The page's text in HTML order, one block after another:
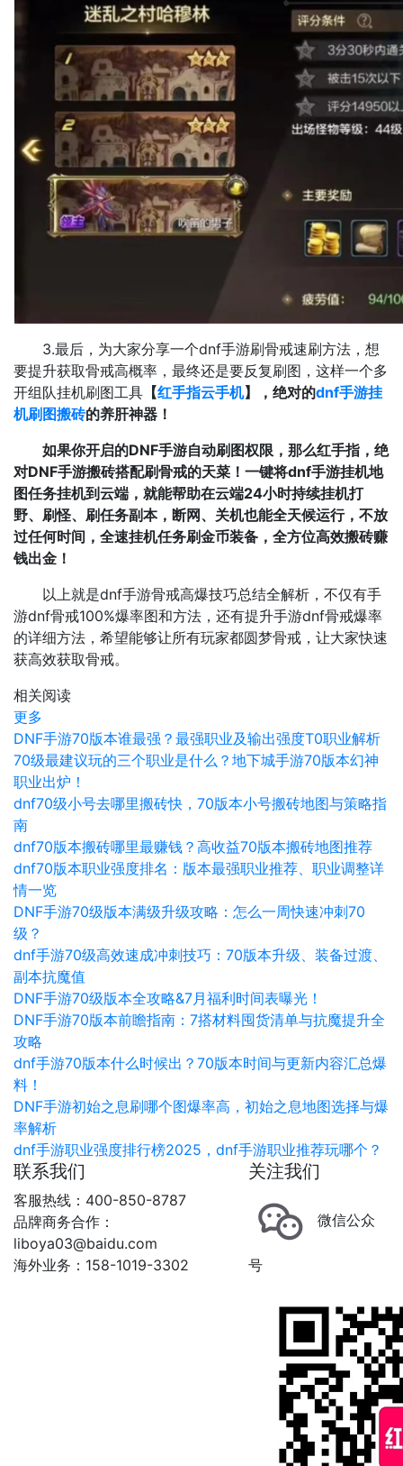
3.最后，为大家分享一个dnf手游刷骨戒速刷方法，想
要提升获取骨戒高概率，最终还是要反复刷图，这样一个多
开组队挂机刷图工具 【红手指云手机】，绝对的dnf手游挂
机刷图搬砖的养肝神器！
如果你开启的DNF手游自动刷图权限，那么红手指，绝
对DNF手游搬砖搭配刷骨戒的天菜！一键将dnf手游挂机地
图任务挂机到云端，就能帮助在云端24小时持续挂机打
野、刷怪、刷任务副本，断网、关机也能全天候运行，不放
过任何时间，全速挂机任务刷金币装备，全方位高效搬砖赚
钱出金！
以上就是dnf手游骨戒高爆技巧总结全解析，不仅有手
游dnf骨戒100%爆率图和方法，还有提升手游dnf骨戒爆率
的详细方法，希望能够让所有玩家都圆梦骨戒，让大家快速
获高效获取骨戒。
相关阅读
更多
DNF手游70版本谁最强？最强职业及输出强度T0职业解析
70级最建议玩的三个职业是什么？地下城手游70版本幻神
职业出炉！
dnf70级小号去哪里搬砖快，70版本小号搬砖地图与策略指
南
dnf70版本搬砖哪里最赚钱？高收益70版本搬砖地图推荐
dnf70版本职业强度排名：版本最强职业推荐、职业调整详
情一览
DNF手游70级版本满级升级攻略：怎么一周快速冲刺70
级？
dnf手游70级高效速成冲刺技巧：70版本升级、装备过渡、
副本抗魔值
DNF手游70级版本全攻略&7月福利时间表曝光！
DNF手游70版本前瞻指南：7搭材料囤货清单与抗魔提升全
攻略
dnf手游70版本什么时候出？70版本时间与更新内容汇总爆
料！
DNF手游初始之息刷哪个图爆率高，初始之息地图选择与爆
率解析
dnf手游职业强度排行榜2025，dnf手游职业推荐玩哪个？
联系我们
客服热线：400-850-8787
品牌商务合作：
liboya03@baidu.com
海外业务：158-1019-3302
关注我们
微信公众
号